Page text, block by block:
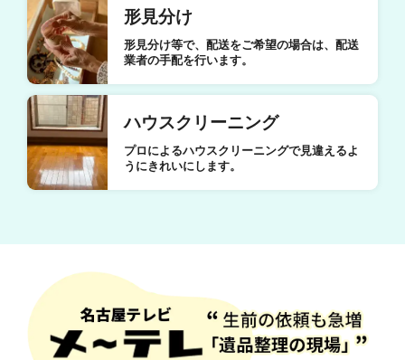
形見分け
形見分け等で、配送をご希望の場合は、配送
業者の手配を行います。
ハウスクリーニング
プロによるハウスクリーニングで見違えるよ
うにきれいにします。